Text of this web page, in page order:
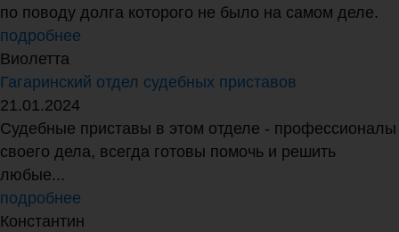
по поводу долга которого не было на самом деле.
подробнее
Виолетта
Гагаринский отдел судебных приставов
21.01.2024
Судебные приставы в этом отделе - профессионалы
своего дела, всегда готовы помочь и решить
любые...
подробнее
Константин